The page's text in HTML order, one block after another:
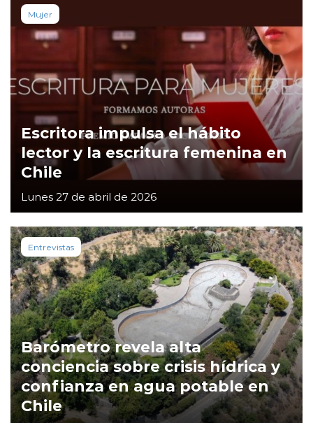
Mujer
Escritora impulsa el hábito
lector y la escritura femenina en
Chile
Lunes 27 de abril de 2026
Entrevistas
Barómetro revela alta
conciencia sobre crisis hídrica y
confianza en agua potable en
Chile